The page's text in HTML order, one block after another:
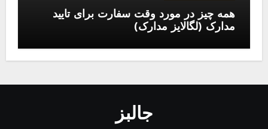
همه چیز در مورد وقت سفارت برای تایید
مدارک (لگالایز مدارک)
جالبز